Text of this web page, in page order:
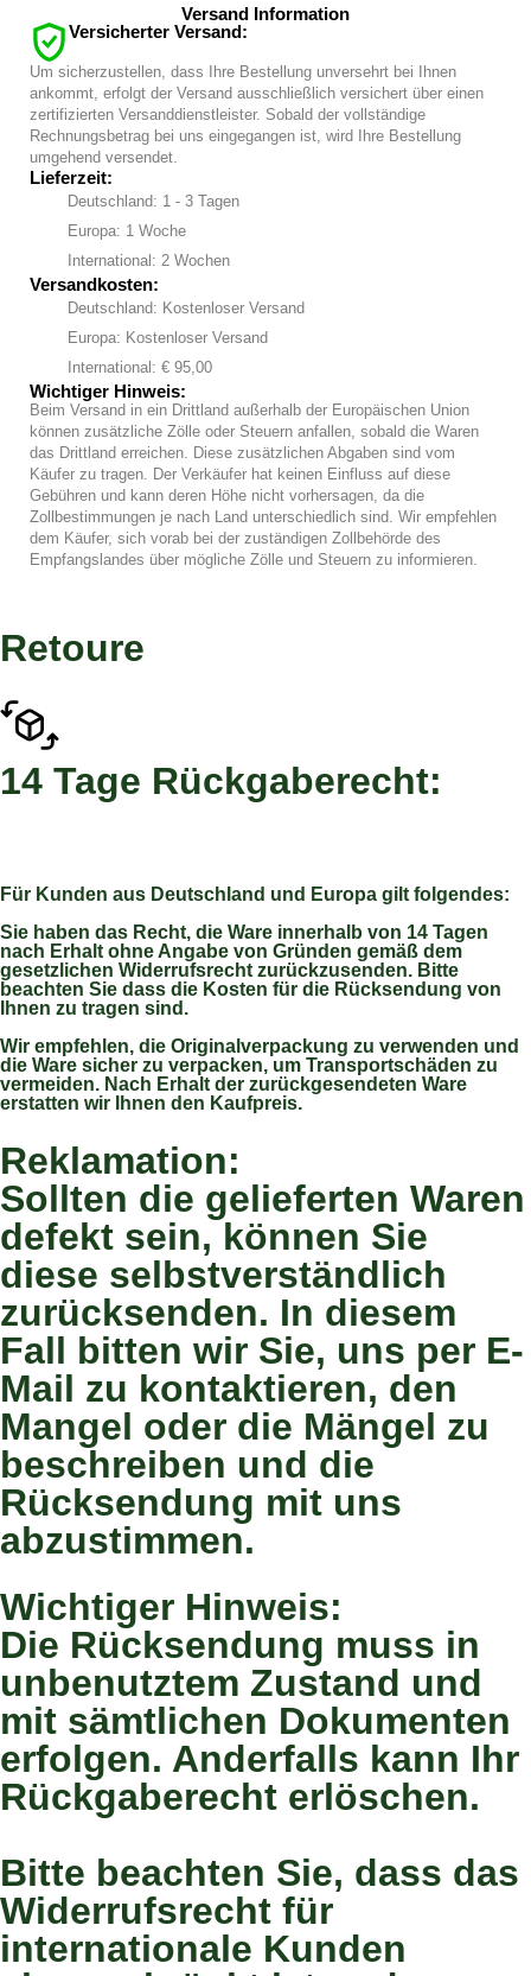
Versand Information
Versicherter Versand:
Um sicherzustellen, dass Ihre Bestellung unversehrt bei Ihnen
ankommt, erfolgt der Versand ausschließlich versichert über einen
zertifizierten Versanddienstleister. Sobald der vollständige
Rechnungsbetrag bei uns eingegangen ist, wird Ihre Bestellung
umgehend versendet.
Lieferzeit:
Deutschland: 1 - 3 Tagen
Europa: 1 Woche
International: 2 Wochen
Versandkosten:
Deutschland: Kostenloser Versand
Europa: Kostenloser Versand
International: € 95,00
Wichtiger Hinweis:
Beim Versand in ein Drittland außerhalb der Europäischen Union
können zusätzliche Zölle oder Steuern anfallen, sobald die Waren
das Drittland erreichen. Diese zusätzlichen Abgaben sind vom
Käufer zu tragen. Der Verkäufer hat keinen Einfluss auf diese
Gebühren und kann deren Höhe nicht vorhersagen, da die
Zollbestimmungen je nach Land unterschiedlich sind. Wir empfehlen
dem Käufer, sich vorab bei der zuständigen Zollbehörde des
Empfangslandes über mögliche Zölle und Steuern zu informieren.
Retoure
14 Tage Rückgaberecht:
Für Kunden aus Deutschland und Europa gilt folgendes:
Sie haben das Recht, die Ware innerhalb von 14 Tagen
nach Erhalt ohne Angabe von Gründen gemäß dem
gesetzlichen Widerrufsrecht zurückzusenden. Bitte
beachten Sie dass die Kosten für die Rücksendung von
Ihnen zu tragen sind.
Wir empfehlen, die Originalverpackung zu verwenden und
die Ware sicher zu verpacken, um Transportschäden zu
vermeiden. Nach Erhalt der zurückgesendeten Ware
erstatten wir Ihnen den Kaufpreis.
Reklamation:
Sollten die gelieferten Waren
defekt sein, können Sie
diese selbstverständlich
zurücksenden. In diesem
Fall bitten wir Sie, uns per E-
Mail zu kontaktieren, den
Mangel oder die Mängel zu
beschreiben und die
Rücksendung mit uns
abzustimmen.
Wichtiger Hinweis:
Die Rücksendung muss in
unbenutztem Zustand und
mit sämtlichen Dokumenten
erfolgen. Anderfalls kann Ihr
Rückgaberecht erlöschen.
Bitte beachten Sie, dass das
Widerrufsrecht für
internationale Kunden